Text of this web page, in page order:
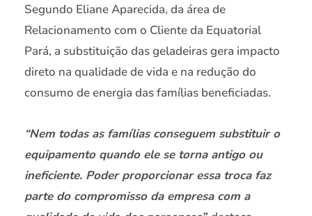
Segundo Eliane Aparecida, da área de
Relacionamento com o Cliente da Equatorial
Pará, a substituição das geladeiras gera impacto
direto na qualidade de vida e na redução do
consumo de energia das famílias beneficiadas.
“Nem todas as famílias conseguem substituir o
equipamento quando ele se torna antigo ou
ineficiente. Poder proporcionar essa troca faz
parte do compromisso da empresa com a